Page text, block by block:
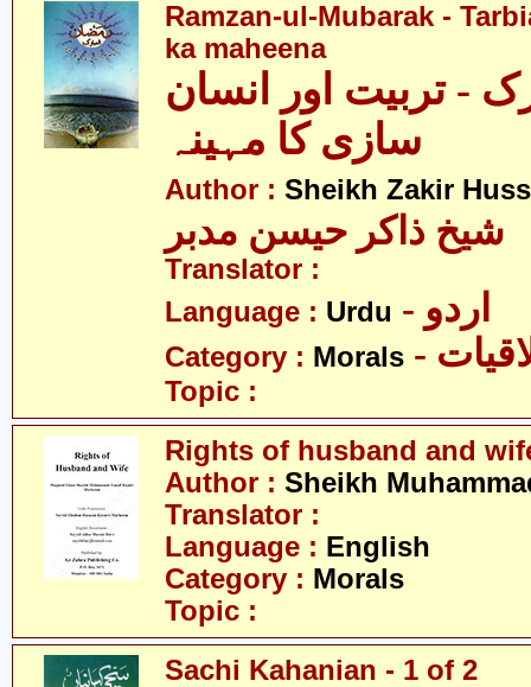
Ramzan-ul-Mubarak -
ka maheena
- تربیت اور انسان
سازی کا مہینہ
Author : Sheikh Zakir
شیخ ذاکر حیسن مدبر
Translator :
Language : Urdu - اردو
Category : Morals
Topic :
Rights of husband and
Author : Sheikh
Translator :
Language : English
Category : Morals
Topic :
Sachi Kahanian - 1 of 2